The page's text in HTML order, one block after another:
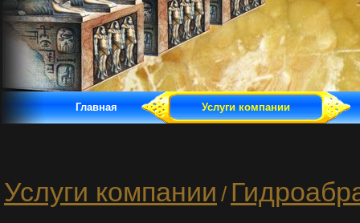
Главная Услуги компании
Услуги компании /